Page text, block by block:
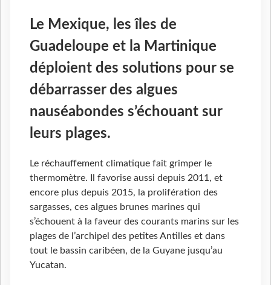
Le Mexique, les îles de
Guadeloupe et la Martinique
déploient des solutions pour se
débarrasser des algues
nauséabondes s’échouant sur
leurs plages.
Le réchauffement climatique fait grimper le
thermomètre. Il favorise aussi depuis 2011, et
encore plus depuis 2015, la prolifération des
sargasses, ces algues brunes marines qui
s’échouent à la faveur des courants marins sur les
plages de l’archipel des petites Antilles et dans
tout le bassin caribéen, de la Guyane jusqu’au
Yucatan.